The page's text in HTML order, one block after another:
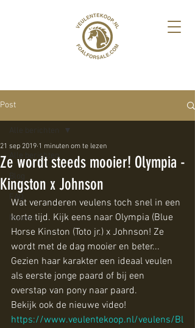
Post
Alle berichten
Blog
FAQ
Nieuws
Ze wordt steeds mooier! Olympia -
Kingston x Johnson
21 sep 2019 1 minuten om te lezen
Wat veranderen veulens toch snel in een
korte tijd. Kijk eens naar Olympia (Blue
Horse Kinston (Toto jr.) x Johnson! Ze
wordt met de dag mooier en beter...
Gezien haar karakter een ideaal veulen
als eerste jonge paard of bij een
overstap van pony naar paard.
Bekijk ook de nieuwe video!
https://www.veulentekoop.nl/veulens/Bl